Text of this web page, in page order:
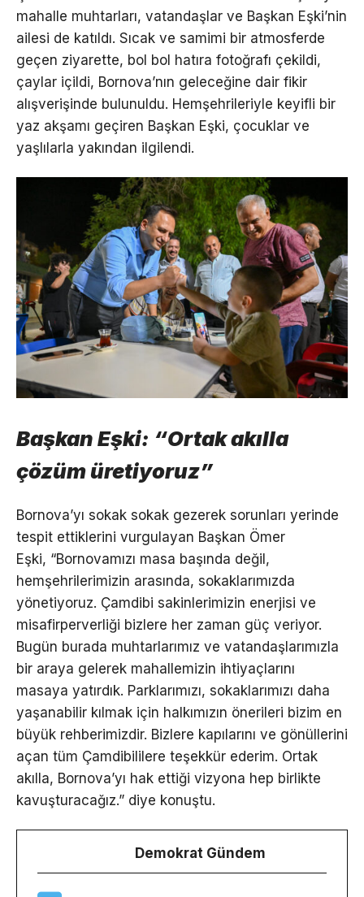
mahalle muhtarları, vatandaşlar ve Başkan Eşki’nin
ailesi de katıldı. Sıcak ve samimi bir atmosferde
geçen ziyarette, bol bol hatıra fotoğrafı çekildi,
çaylar içildi, Bornova’nın geleceğine dair fikir
alışverişinde bulunuldu. Hemşehrileriyle keyifli bir
yaz akşamı geçiren Başkan Eşki, çocuklar ve
yaşlılarla yakından ilgilendi.
Başkan Eşki: “Ortak akılla
çözüm üretiyoruz”
Bornova’yı sokak sokak gezerek sorunları yerinde
tespit ettiklerini vurgulayan Başkan Ömer
Eşki, “Bornovamızı masa başında değil,
hemşehrilerimizin arasında, sokaklarımızda
yönetiyoruz. Çamdibi sakinlerimizin enerjisi ve
misafirperverliği bizlere her zaman güç veriyor.
Bugün burada muhtarlarımız ve vatandaşlarımızla
bir araya gelerek mahallemizin ihtiyaçlarını
masaya yatırdık. Parklarımızı, sokaklarımızı daha
yaşanabilir kılmak için halkımızın önerileri bizim en
büyük rehberimizdir. Bizlere kapılarını ve gönüllerini
açan tüm Çamdibililere teşekkür ederim. Ortak
akılla, Bornova’yı hak ettiği vizyona hep birlikte
kavuşturacağız.” diye konuştu.
Demokrat Gündem